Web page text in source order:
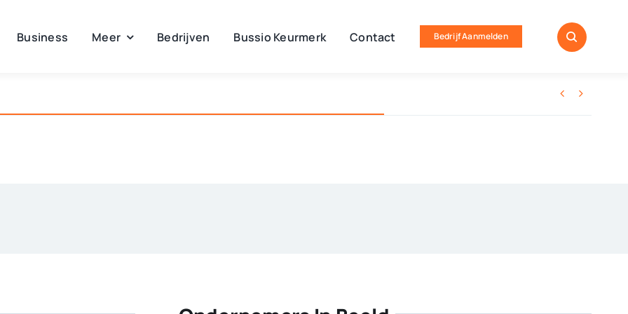
Business Meer Bedrijven Bussio Keurmerk Contact Bedrijf Aanmelden
 